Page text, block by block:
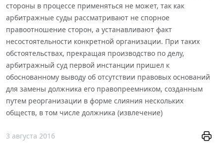
стороны в процессе применяться не может, так как
арбитражные суды рассматривают не спорное
правоотношение сторон, а устанавливают факт
несостоятельности конкретной организации. При таких
обстоятельствах, прекращая производство по делу,
арбитражный суд первой инстанции пришел к
обоснованному выводу об отсутствии правовых оснований
для замены должника его правопреемником, созданным
путем реорганизации в форме слияния нескольких
обществ, в том числе должника (извлечение)
3 августа 2016